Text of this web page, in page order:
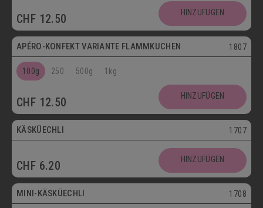
CHF 12.50 HINZUFÜGEN
APÉRO-KONFEKT VARIANTE FLAMMKUCHEN 1807
100g 250 500g 1kg
CHF 12.50 HINZUFÜGEN
Vegetarisch
KÄSKÜECHLI 1707
CHF 6.20 HINZUFÜGEN
Vegetarisch
MINI-KÄSKÜECHLI 1708